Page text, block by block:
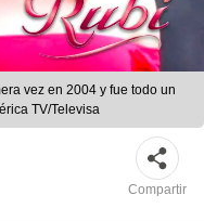
vez en 2004 y fue todo un
TV/Televisa
Compartir